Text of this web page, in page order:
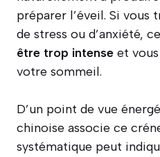
préparer l’éveil. Si vous
de stress ou d’anxiété, ce
être trop intense et
votre sommeil.
D’un point de vue
chinoise associe ce
systématique peut